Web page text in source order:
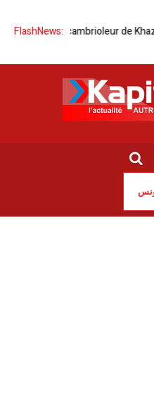
FlashNews:
serial cambrioleur de Khaznadar